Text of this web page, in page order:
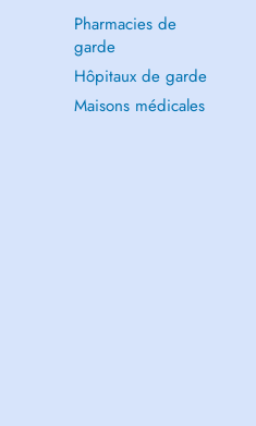
Pharmacies de
garde
Hôpitaux de garde
Maisons médicales